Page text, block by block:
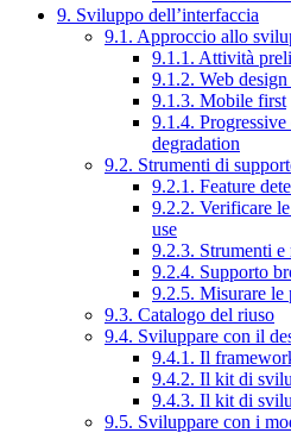
9. Sviluppo dell’interfaccia
9.1. Approccio allo
9.1.1. Attività
9.1.2. Web
9.1.3. Mobile first
9.1.4.
degradation
9.2. Strumenti di
9.2.1. Feature
9.2.2. Verificare
use
9.2.3. Strumenti e
9.2.4. Supporto
9.2.5. Misurare le
9.3. Catalogo del riuso
9.4. Sviluppare con il
9.4.1. Il
9.4.2. Il kit di
9.4.3. Il kit di
9.5. Sviluppare con i